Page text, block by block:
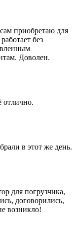
приобретаю для
без
Доволен.
отлично.
в этот же день.
для погрузчика,
договорились,
возникло!